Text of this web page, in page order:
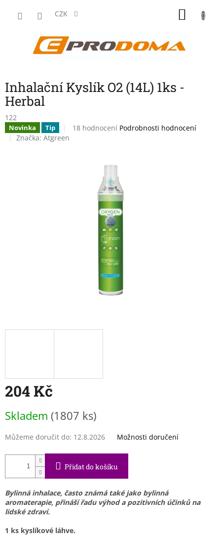
CZK
Inhalační Kyslík O2 (14L) 1ks -
Herbal
122
Novinka Tip
Průměrné
hvězdiček.
18 hodnocení Podrobnosti hodnocení
Značka: Atgreen
204 Kč
cena:
Skladem (1807 ks)
Můžeme doručit do: 12.8.2026 Možnosti doručení
Přidat do košíku
Bylinná inhalace, často známá také jako bylinná
aromaterapie, přináší řadu výhod a pozitivních účinků na
lidské zdraví.
1 ks kyslíkové láhve.